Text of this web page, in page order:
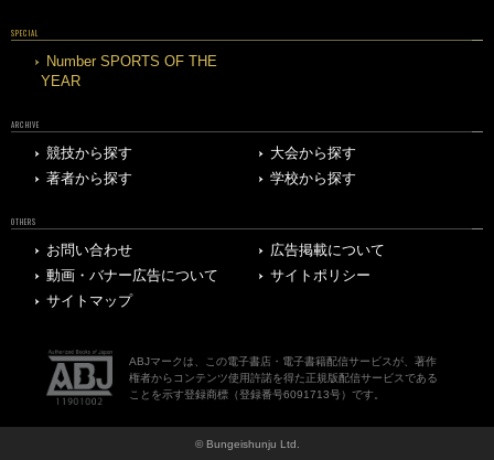
SPECIAL
Number SPORTS OF THE
YEAR
ARCHIVE
競技から探す
大会から探す
著者から探す
学校から探す
OTHERS
お問い合わせ
広告掲載について
動画・バナー広告について
サイトポリシー
サイトマップ
ABJマークは、この電子書店・電子書籍配信サービスが、著作
権者からコンテンツ使用許諾を得た正規版配信サービスである
ことを示す登録商標（登録番号6091713号）です。
© Bungeishunju Ltd.